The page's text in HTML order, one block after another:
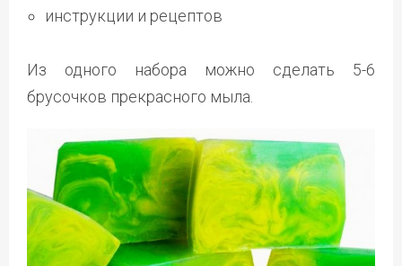
инструкции и рецептов
Из одного набора можно сделать 5-6
брусочков прекрасного мыла.